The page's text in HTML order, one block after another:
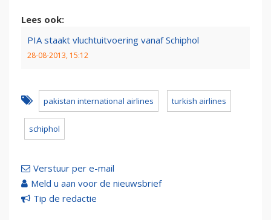
Lees ook:
PIA staakt vluchtuitvoering vanaf Schiphol
28-08-2013, 15:12
pakistan international airlines turkish airlines
schiphol
Verstuur per e-mail
Meld u aan voor de nieuwsbrief
Tip de redactie